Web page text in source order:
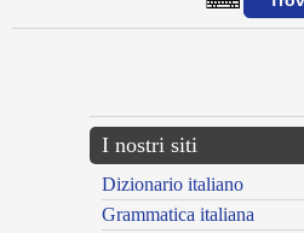
I nostri siti
Dizionario italiano
Grammatica italiana